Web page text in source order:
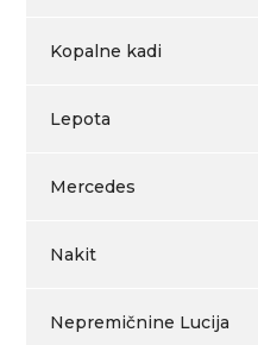
Kopalne kadi
Lepota
Mercedes
Nakit
Nepremičnine Lucija